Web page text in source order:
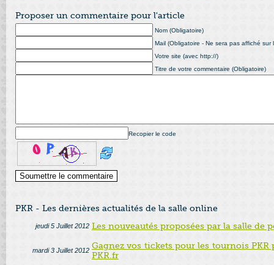
Proposer un commentaire pour l'article
Nom (Obligatoire)
Mail (Obligatoire - Ne sera pas affiché sur
Votre site (avec http://)
Titre de votre commentaire (Obligatoire)
Recopier le code
PKR - Les dernières actualités de la salle online
jeudi 5 Juillet 2012 Les nouveautés proposées par la salle de
mardi 3 Juillet 2012 Gagnez vos tickets pour les tournois PKR
PKR.fr